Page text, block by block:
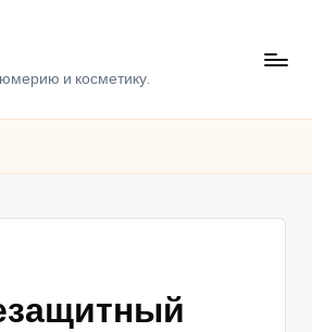
и косметику.